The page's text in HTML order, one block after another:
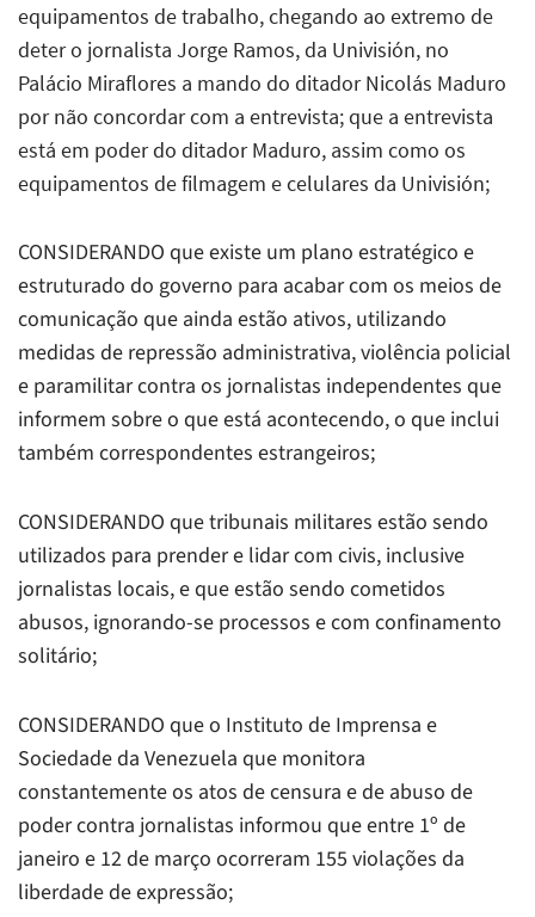
equipamentos de trabalho, chegando ao extremo de
deter o jornalista Jorge Ramos, da Univisión, no
Palácio Miraflores a mando do ditador Nicolás Maduro
por não concordar com a entrevista; que a entrevista
está em poder do ditador Maduro, assim como os
equipamentos de filmagem e celulares da Univisión;
CONSIDERANDO que existe um plano estratégico e
estruturado do governo para acabar com os meios de
comunicação que ainda estão ativos, utilizando
medidas de repressão administrativa, violência policial
e paramilitar contra os jornalistas independentes que
informem sobre o que está acontecendo, o que inclui
também correspondentes estrangeiros;
CONSIDERANDO que tribunais militares estão sendo
utilizados para prender e lidar com civis, inclusive
jornalistas locais, e que estão sendo cometidos
abusos, ignorando-se processos e com confinamento
solitário;
CONSIDERANDO que o Instituto de Imprensa e
Sociedade da Venezuela que monitora
constantemente os atos de censura e de abuso de
poder contra jornalistas informou que entre 1º de
janeiro e 12 de março ocorreram 155 violações da
liberdade de expressão;